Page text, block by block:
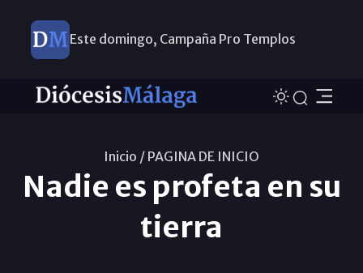
Este domingo, Campaña Pro Templos
Inicio / PAGINA DE INICIO
Nadie es profeta en su
tierra